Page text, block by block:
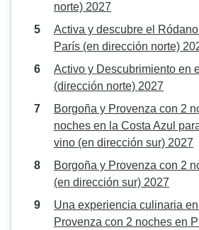
norte) 2027
Activa y descubre el
París (en dirección norte)
Activo y Descubrimiento en
(dirección norte) 2027
Borgoña y Provenza con 2
noches en la Costa Azul
vino (en dirección sur) 2027
Borgoña y Provenza con 2
(en dirección sur) 2027
Una experiencia culinaria
Provenza con 2 noches en